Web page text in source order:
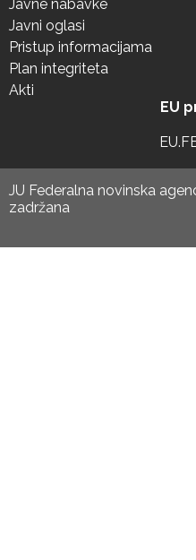
Javne nabavke
Javni oglasi
Pristup informacijama
Plan integriteta
Akti
EU
JU Federalna novinska
zadržana